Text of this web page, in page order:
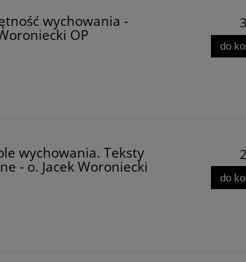
Afery
Paszkwil Wyborczej -
Żebrowski III wydanie
wychowania -
OP
do
wychowania. Teksty
- o. Jacek Woroniecki
do